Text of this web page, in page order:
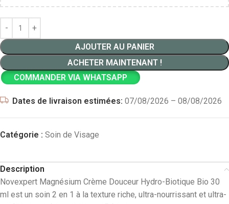
AJOUTER AU PANIER
ACHETER MAINTENANT !
COMMANDER VIA WHATSAPP
Dates de livraison estimées: 07/08/2026 – 08/08/2026
Catégorie : Soin de Visage
Description
Novexpert Magnésium Crème Douceur Hydro-Biotique Bio 30
ml est un soin 2 en 1 à la texture riche, ultra-nourrissant et ultra-